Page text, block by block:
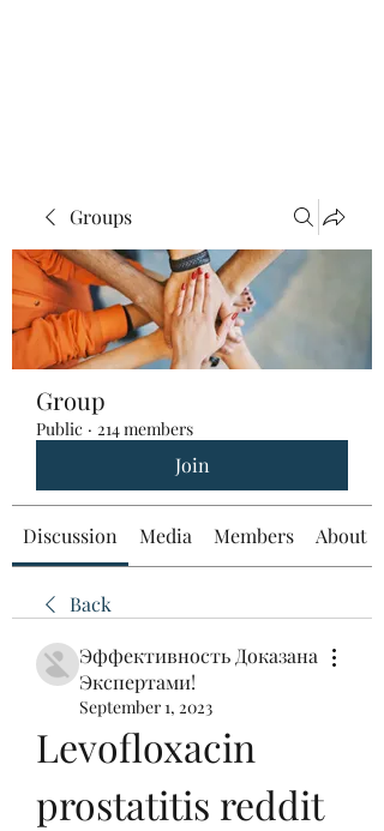
Groups
Group
Public · 214 members
Join
Discussion Media Members About
Back
Эффективность Доказана
Экспертами!
September 1, 2023
Levofloxacin
prostatitis reddit